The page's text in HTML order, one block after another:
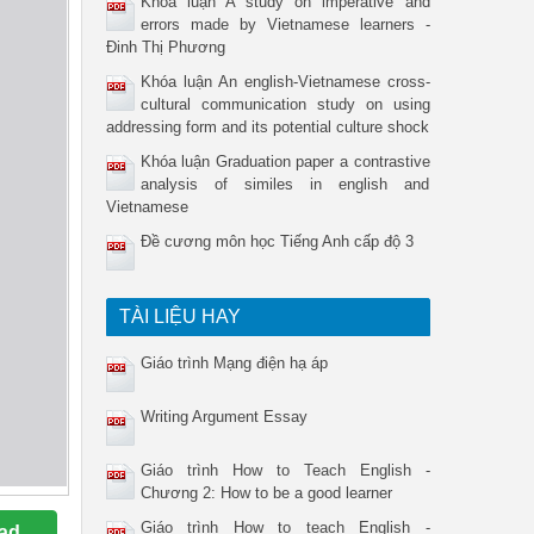
errors made by Vietnamese learners -
Đinh Thị Phương
Khóa luận An english-Vietnamese cross-
cultural communication study on using
addressing form and its potential culture shock
Khóa luận Graduation paper a contrastive
analysis of similes in english and
Vietnamese
Đề cương môn học Tiếng Anh cấp độ 3
TÀI LIỆU HAY
Giáo trình Mạng điện hạ áp
Writing Argument Essay
Giáo trình How to Teach English -
Chương 2: How to be a good learner
Giáo trình How to teach English -